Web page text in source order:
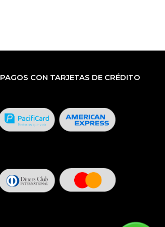
PAGOS CON TARJETAS DE CRÉDITO